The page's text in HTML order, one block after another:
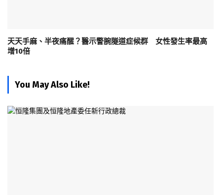
天天手麻、半夜痛醒？醫示警腕隧道症候群 女性發生率最高
增10倍
You May Also Like!